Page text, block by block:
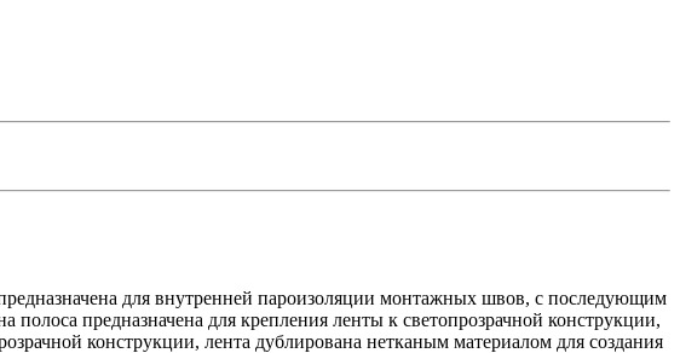
для внутренней пароизоляции монтажных швов, с последующим
предназначена для крепления ленты к светопрозрачной конструкции,
конструкции, лента дублирована нетканым материалом для создания